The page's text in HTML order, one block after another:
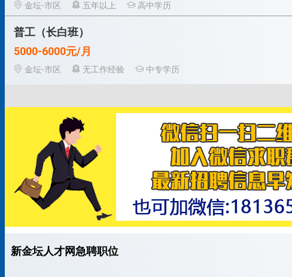
金坛-市区
五年以上 高中学历
普工（长白班）
5000-6000元/月
金坛-市区
无工作经验 中专学历
新金坛人才网急聘职位